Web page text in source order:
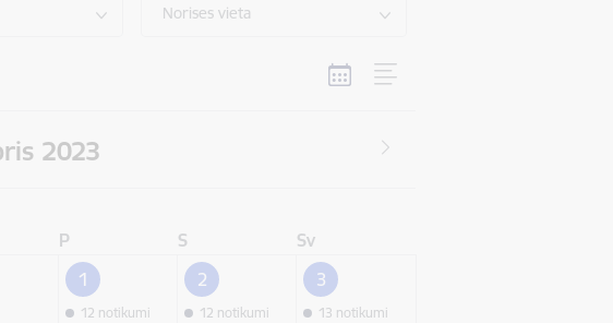
Norises vieta
2023
P S
Sv
1
12 notikumi
2
12 notikumi
3
13 notikumi